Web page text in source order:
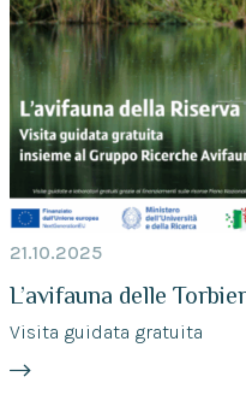
21.10.2025
L’avifauna delle
Visita guidata gratuita